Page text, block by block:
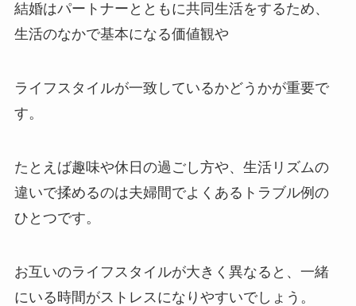
結婚はパートナーとともに共同生活をするため、
生活のなかで基本になる価値観や
ライフスタイルが一致しているかどうかが重要で
す。
たとえば趣味や休日の過ごし方や、生活リズムの
違いで揉めるのは夫婦間でよくあるトラブル例の
ひとつです。
お互いのライフスタイルが大きく異なると、一緒
にいる時間がストレスになりやすいでしょう。